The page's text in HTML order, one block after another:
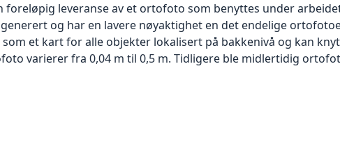
leveranse av et ortofoto som benyttes under
og har en lavere nøyaktighet en det endelige
et kart for alle objekter lokalisert på bakkenivå og kan
varierer fra 0,04 m til 0,5 m. Tidligere ble midlertidig